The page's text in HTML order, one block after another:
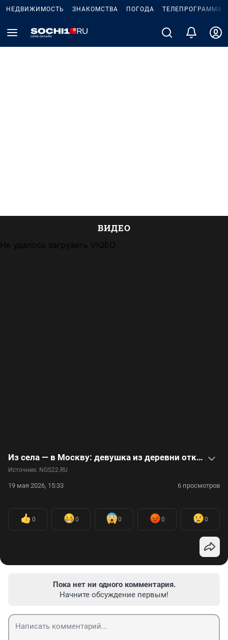
НЕДВИЖИМОСТЬ ЗНАКОМСТВА ПОГОДА ТЕЛЕПРОГРАММА
ВИДЕО
Не удалось загрузить VIQEO
Из села — в Москву: девушка из деревни открыла школу этикета и учит вести себя жителей разных стран
Источник: NGS22.RU
19 мая 2026, 15:33 6 просмотров
0 0 0 0 0
Пока нет ни одного комментария.
Начните обсуждение первым!